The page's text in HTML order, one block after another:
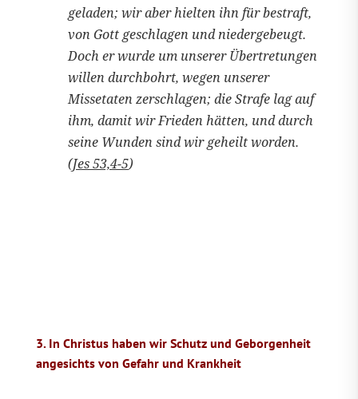
geladen; wir aber hielten ihn für bestraft,
von Gott geschlagen und niedergebeugt.
Doch er wurde um unserer Übertretungen
willen durchbohrt, wegen unserer
Missetaten zerschlagen; die Strafe lag auf
ihm, damit wir Frieden hätten, und durch
seine Wunden sind wir geheilt worden.
(Jes 53,4-5)
3. In Christus haben wir Schutz und Geborgenheit
angesichts von Gefahr und Krankheit